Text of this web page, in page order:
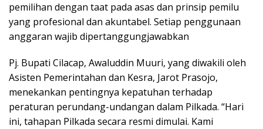
pemilihan dengan taat pada asas dan prinsip pemilu
yang profesional dan akuntabel. Setiap penggunaan
anggaran wajib dipertanggungjawabkan
Pj. Bupati Cilacap, Awaluddin Muuri, yang diwakili oleh
Asisten Pemerintahan dan Kesra, Jarot Prasojo,
menekankan pentingnya kepatuhan terhadap
peraturan perundang-undangan dalam Pilkada. “Hari
ini, tahapan Pilkada secara resmi dimulai. Kami